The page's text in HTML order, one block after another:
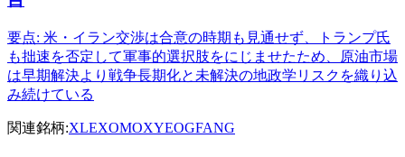
要点: 米・イラン交渉は合意の時期も見通せず、トランプ氏
も拙速を否定して軍事的選択肢をにじませたため、原油市場
は早期解決より戦争長期化と未解決の地政学リスクを織り込
み続けている
関連銘柄:XLEXOMOXYEOGFANG